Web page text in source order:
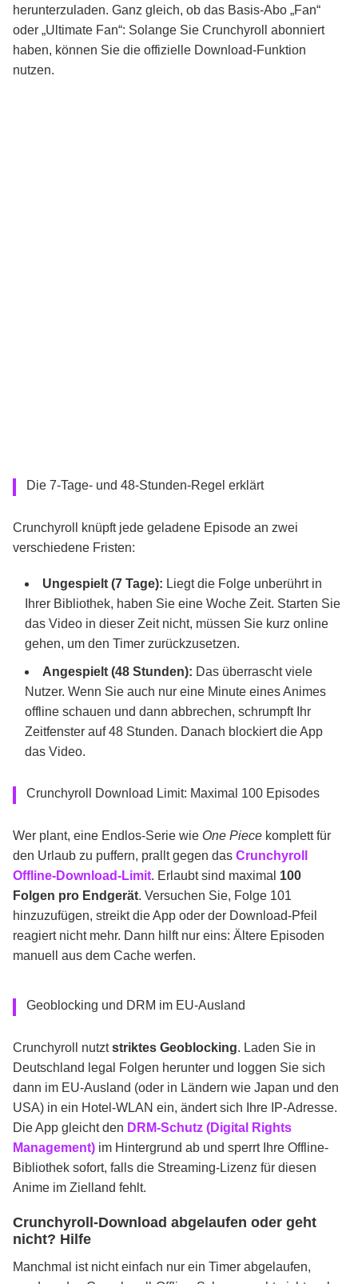
herunterzuladen. Ganz gleich, ob das Basis-Abo „Fan“
oder „Ultimate Fan“: Solange Sie Crunchyroll abonniert
haben, können Sie die offizielle Download-Funktion
nutzen.
Die 7-Tage- und 48-Stunden-Regel erklärt
Crunchyroll knüpft jede geladene Episode an zwei
verschiedene Fristen:
Ungespielt (7 Tage): Liegt die Folge unberührt in
Ihrer Bibliothek, haben Sie eine Woche Zeit. Starten Sie
das Video in dieser Zeit nicht, müssen Sie kurz online
gehen, um den Timer zurückzusetzen.
Angespielt (48 Stunden): Das überrascht viele
Nutzer. Wenn Sie auch nur eine Minute eines Animes
offline schauen und dann abbrechen, schrumpft Ihr
Zeitfenster auf 48 Stunden. Danach blockiert die App
das Video.
Crunchyroll Download Limit: Maximal 100 Episodes
Wer plant, eine Endlos-Serie wie One Piece komplett für
den Urlaub zu puffern, prallt gegen das Crunchyroll
Offline-Download-Limit. Erlaubt sind maximal 100
Folgen pro Endgerät. Versuchen Sie, Folge 101
hinzuzufügen, streikt die App oder der Download-Pfeil
reagiert nicht mehr. Dann hilft nur eins: Ältere Episoden
manuell aus dem Cache werfen.
Geoblocking und DRM im EU-Ausland
Crunchyroll nutztstriktes Geoblocking. Laden Sie in
Deutschland legal Folgen herunter und loggen Sie sich
dann im EU-Ausland (oder in Ländern wie Japan und den
USA) in ein Hotel-WLAN ein, ändert sich Ihre IP-Adresse.
Die App gleicht den DRM-Schutz (Digital Rights
Management) im Hintergrund ab und sperrt Ihre Offline-
Bibliothek sofort, falls die Streaming-Lizenz für diesen
Anime im Zielland fehlt.
Crunchyroll-Download abgelaufen oder geht
nicht? Hilfe
Manchmal ist nicht einfach nur ein Timer abgelaufen,